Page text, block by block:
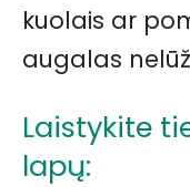
kuolais ar
augalas
Laistykite
lapų: